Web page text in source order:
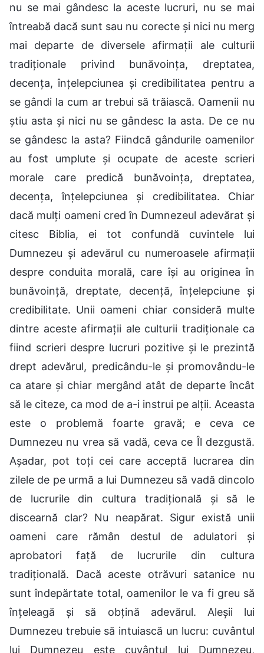
nu se mai gândesc la aceste lucruri, nu se mai
întreabă dacă sunt sau nu corecte și nici nu merg
mai departe de diversele afirmații ale culturii
tradiționale privind bunăvoința, dreptatea,
decența, înțelepciunea și credibilitatea pentru a
se gândi la cum ar trebui să trăiască. Oamenii nu
știu asta și nici nu se gândesc la asta. De ce nu
se gândesc la asta? Fiindcă gândurile oamenilor
au fost umplute și ocupate de aceste scrieri
morale care predică bunăvoința, dreptatea,
decența, înțelepciunea și credibilitatea. Chiar
dacă mulți oameni cred în Dumnezeul adevărat și
citesc Biblia, ei tot confundă cuvintele lui
Dumnezeu și adevărul cu numeroasele afirmații
despre conduita morală, care își au originea în
bunăvoință, dreptate, decență, înțelepciune și
credibilitate. Unii oameni chiar consideră multe
dintre aceste afirmații ale culturii tradiționale ca
fiind scrieri despre lucruri pozitive și le prezintă
drept adevărul, predicându-le și promovându-le
ca atare și chiar mergând atât de departe încât
să le citeze, ca mod de a-i instrui pe alții. Aceasta
este o problemă foarte gravă; e ceva ce
Dumnezeu nu vrea să vadă, ceva ce Îl dezgustă.
Așadar, pot toți cei care acceptă lucrarea din
zilele de pe urmă a lui Dumnezeu să vadă dincolo
de lucrurile din cultura tradițională și să le
discearnă clar? Nu neapărat. Sigur există unii
oameni care rămân destul de adulatori și
aprobatori față de lucrurile din cultura
tradițională. Dacă aceste otrăvuri satanice nu
sunt îndepărtate total, oamenilor le va fi greu să
înțeleagă și să obțină adevărul. Aleșii lui
Dumnezeu trebuie să intuiască un lucru: cuvântul
lui Dumnezeu este cuvântul lui Dumnezeu,